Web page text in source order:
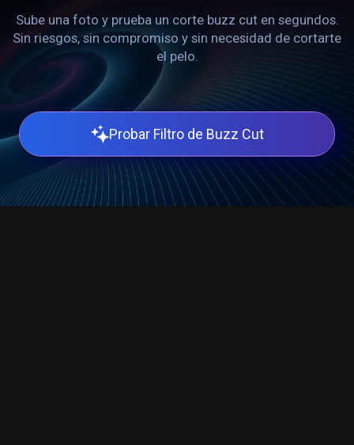
Sube una foto y prueba un corte buzz cut en segundos.
Sin riesgos, sin compromiso y sin necesidad de cortarte
el pelo.
Probar Filtro de Buzz Cut